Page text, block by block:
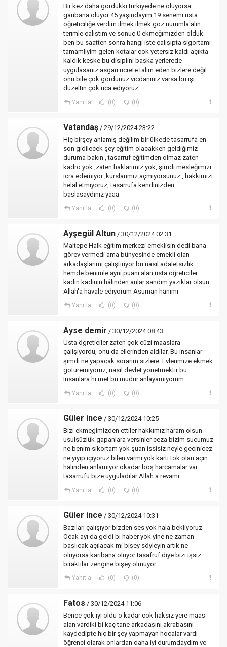
Bir kez daha gördükki türkiyede ne oluyorsa
garibana oluyor 45 yaşındayım 19 senemi usta
öğreticiliğe verdim ilmek ilmek göz nurumla alın
terimle çalıştım ve sonuç 0 ekmeğimizden olduk
ben bu saatten sonra hangi işte çalışıpta sigortamı
tamamliyim gelen kotalar çok yetersiz kaldı açıkta
kaldık keşke bu disiplini başka yerlerede
uygulasanız asgari ücrete talim eden bizlere değil
onu bile çok gördünüz vicdanınız varsa bu işi
düzeltin çok rica ediyoruz
Yanıtla (0) (0)
Vatandaş / 29/12/2024 23:22
Hiç birşey anlamış değilim bir ülkede tasarrufa en
son gidilecek şey eğitim olacakken geldiğimiz
duruma bakın , tasarruf eğitimden olmaz zaten
kadro yok ,zaten haklarımız yok, şimdi mesleğimizi
icra edemiyor ,kurslarımız açmıyorsunuz , hakkımızı
helal etmiyoruz, tasarrufa kendinizden
başlasaydiniz yaaa
Yanıtla (0) (0)
Ayşegül Altun / 30/12/2024 02:31
Maltepe Halk eğitim merkezi emeklisin dedi bana
görev vermedi ama bünyesinde emekli olan
arkadaşlarımı çalıştırıyor bu nasıl adaletsizlik
hemde benimle aynı puanı alan usta öğreticiler
kadın kadının hâlinden anlar sandım yazıklar olsun
Allah'a havale ediyorum Asuman hanımı
Yanıtla (0) (0)
Ayse demir / 30/12/2024 08:43
Usta ögreticiler zaten çok cüzi maaslara
çalişiyordu, onu da ellerinden aldilar. Bu insanlar
şimdi ne yapacak sorarim sizlere. Evlerimize ekmek
götüremiyoruz, nasil devlet yönetmektir bu.
Insanlara hi met bu mudur anlayamıyorum
Yanıtla (0) (0)
Güler ince / 30/12/2024 10:25
Bizi ekmegimizden ettiler hakkımız haram olsun
usulsüzlük gapanlara versinler ceza bizim sucumuz
ne benim sikortam yok şuan issisiz neyle gecinicez
ne yiyip içiyoruz bilen varmı yok kartı tok olan açın
halinden anlamıyor okadar boş harcamalar var
tasarrufu bize uyguladılar Allah a revami
Yanıtla (0) (0)
Güler ince / 30/12/2024 10:31
Bazıları çalışıyor bizden ses yok hala bekliyoruz
Ocak ayı da geldi bı haber yok yine ne zaman
başlıcak açılacak mi bişey söyleyin artık ne
oluyorsa karibana oluyor tasafruf diye bizi işsiz
bıraktılar zengine bişey olmuyor
Yanıtla (0) (0)
Fatos / 30/12/2024 11:06
Bence çok iyi oldu o kadar çok haksız yere maaş
alan vardiki bi kaç tane arkadaşını akrabasını
kaydedipte hiç bir şey yapmayan hocalar vardı
öğrenci olarak onlardan daha iyi durumdaydim ve